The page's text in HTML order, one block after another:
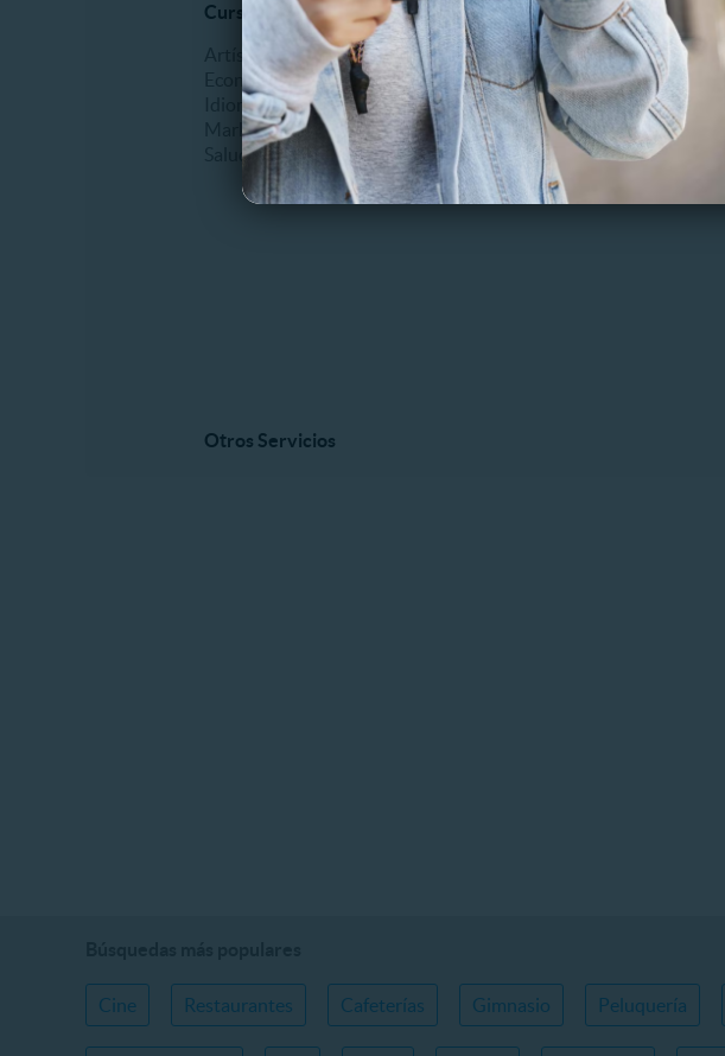
Cursos online
Artísticos
Economía
Idiomas
Marketing
Salud
Mascotas
Veterinaria
Otros Servicios
Cine Restaurantes Cafeterías Gimnasio Peluquería